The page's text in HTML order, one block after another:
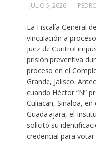
JULIO 5, 2026
La Fiscalía General
vinculación a
juez de Control
prisión preventiva
proceso en el
Grande, Jalisco.
cuando Héctor “N”
Culiacán, Sinaloa,
Guadalajara, el
solicitó su
credencial para